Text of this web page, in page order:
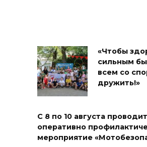
«Чтобы
сильным
всем со
дружить!»
С 8 по 10 августа
оперативно
мероприятие